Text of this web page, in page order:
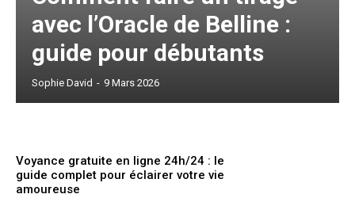
avec l’Oracle de Belline :
guide pour débutants
Sophie David - 9 Mars 2026
Voyance gratuite en ligne 24h/24 : le
guide complet pour éclairer votre vie
amoureuse